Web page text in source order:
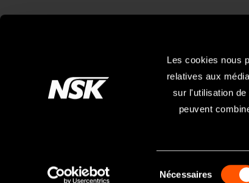
Les cookies nous
relatives aux
sur l'utilisation
peuvent
Nécessaires